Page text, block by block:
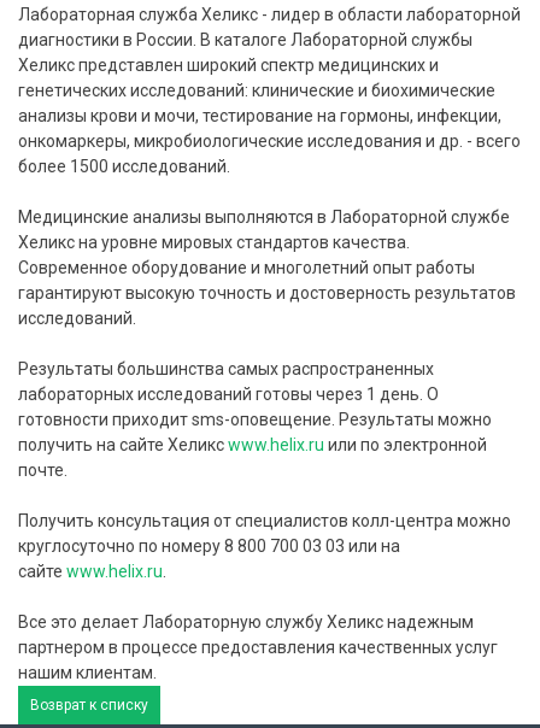
Лабораторная служба Хеликс - лидер в области лабораторной
диагностики в России. В каталоге Лабораторной службы
Хеликс представлен широкий спектр медицинских и
генетических исследований: клинические и биохимические
анализы крови и мочи, тестирование на гормоны, инфекции,
онкомаркеры, микробиологические исследования и др. - всего
более 1500 исследований.
Медицинские анализы выполняются в Лабораторной службе
Хеликс на уровне мировых стандартов качества.
Современное оборудование и многолетний опыт работы
гарантируют высокую точность и достоверность результатов
исследований.
Результаты большинства самых распространенных
лабораторных исследований готовы через 1 день. О
готовности приходит sms-оповещение. Результаты можно
получить на сайте Хеликсwww.helix.ru или по электронной
почте.
Получить консультация от специалистов колл-центра можно
круглосуточно по номеру 8 800 700 03 03 или на
сайте www.helix.ru
Все это делает Лабораторную службу Хеликс надежным
партнером в процессе предоставления качественных услуг
нашим клиентам.
Возврат к списку